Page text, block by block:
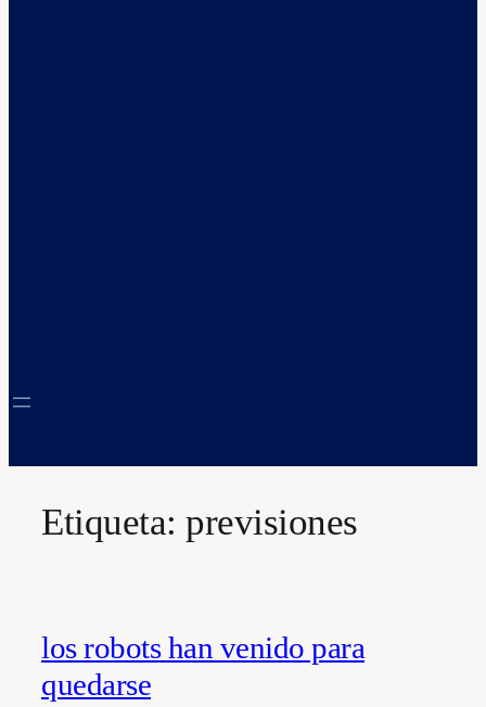
Etiqueta: previsiones
los robots han venido para
quedarse